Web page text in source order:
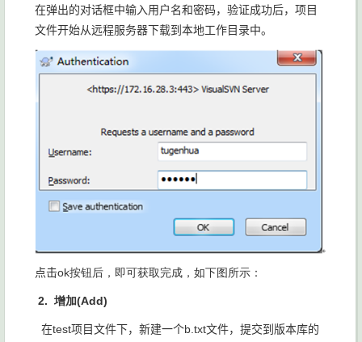
在弹出的对话框中输入用户名和密码，验证成功后，项目
文件开始从远程服务器下载到本地工作目录中。
点击ok按钮后，即可获取完成，如下图所示：
2. 增加(Add)
在test项目文件下，新建一个b.txt文件，提交到版本库的